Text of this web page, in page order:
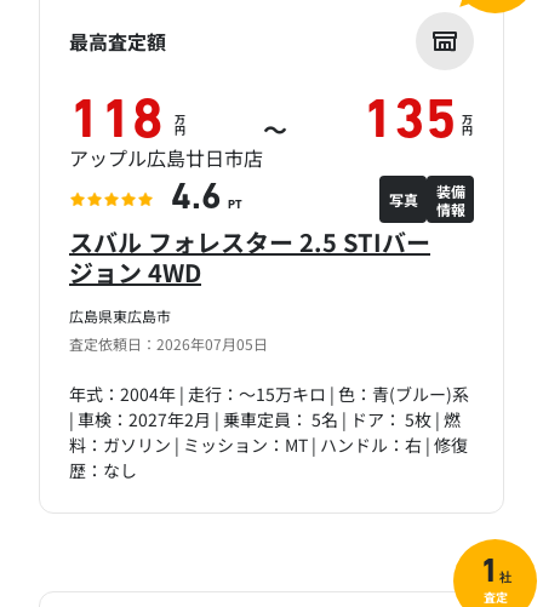
広島県東広島市
査定依頼日：2026年07月05日
スバル フォレスター 2.5 STIバー
ジョン 4WD
年式：2004年 | 走行：～15万キロ | 色：青(ブルー)系
| 車検：2027年2月 | 乗車定員： 5名 | ドア： 5枚 | 燃
料：ガソリン | ミッション：MT | ハンドル：右 | 修復
歴：なし
最高査定額
118 万
円 ～ 135 万
円
アップル広島廿日市店
4.6 PT 写真
装備
情報
1 社
査定